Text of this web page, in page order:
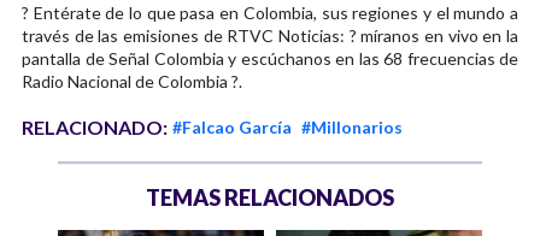
? Entérate de lo que pasa en Colombia, sus regiones y el mundo a
través de las emisiones de RTVC Noticias: ? míranos en vivo en la
pantalla de Señal Colombia y escúchanos en las 68 frecuencias de
Radio Nacional de Colombia ?.
RELACIONADO: #Falcao García #Millonarios
TEMAS RELACIONADOS